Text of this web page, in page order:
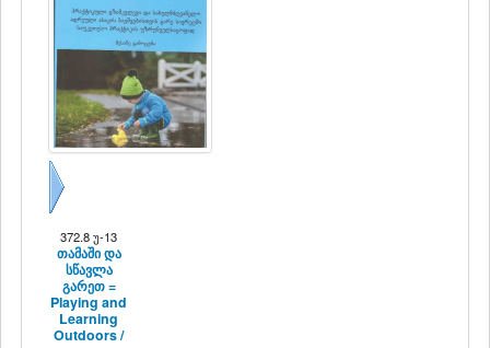
372.8 უ-13
თამაში და
სწავლა
გარეთ =
Playing and
Learning
Outdoors /